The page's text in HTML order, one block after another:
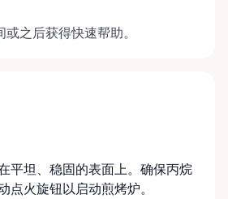
之后获得快速帮助。
平坦、稳固的表面上。确保丙烷
点火旋钮以启动煎烤炉。